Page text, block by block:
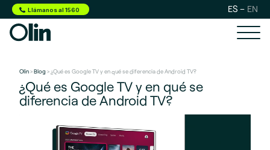
Llámanos al 1560 ES EN
Olin>Blog > ¿Qué es Google TV y en qué se diferencia de Android TV?
¿Qué es Google TV y en qué se
diferencia de Android TV?